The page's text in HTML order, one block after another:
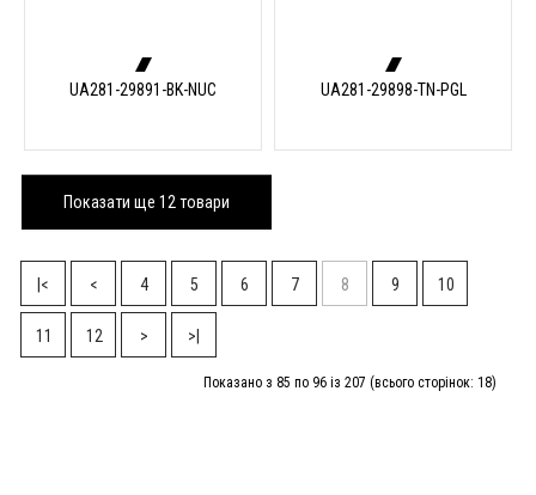
UA281-29891-BK-NUC UA281-29898-TN-PGL
Показати ще 12 товари
|< < 4 5 6 7 8 9 10
11 12 > >|
Показано з 85 по 96 із 207 (всього сторінок: 18)